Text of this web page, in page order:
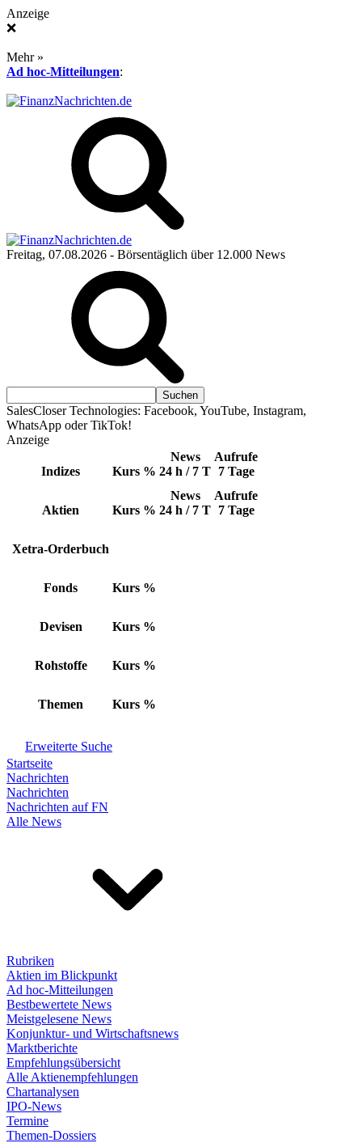
Anzeige
❌
Mehr »
Ad hoc-Mitteilungen:
Freitag, 07.08.2026 - Börsentäglich über 12.000 News
SalesCloser Technologies: Facebook, YouTube, Instagram,
WhatsApp oder TikTok!
Anzeige
Indizes Kurs %
News
24 h / 7 T
Aufrufe
7 Tage
Aktien Kurs %
News
24 h / 7 T
Aufrufe
7 Tage
Xetra-Orderbuch
Fonds Kurs %
Devisen Kurs %
Rohstoffe Kurs %
Themen Kurs %
Erweiterte Suche
Startseite
Nachrichten
Nachrichten
Nachrichten auf FN
Alle News
Rubriken
Aktien im Blickpunkt
Ad hoc-Mitteilungen
Bestbewertete News
Meistgelesene News
Konjunktur- und Wirtschaftsnews
Marktberichte
Empfehlungsübersicht
Alle Aktienempfehlungen
Chartanalysen
IPO-News
Termine
Themen-Dossiers